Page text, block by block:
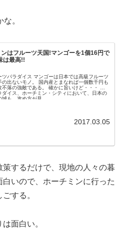
。
はフルーツ天国!マンゴーを1個16円で
は最高!!
ツパラダイス マンゴーは日本では高級フルーツ
の出ないモノ。 国内産とまなれば一個数千円も
不落の強敵である。 確かに旨いけど・・・ フ
ダイス、ホーチミン・シティにおいて、日本の
も、攻め方が見...
2017.03.05
するだけで、現地の人々の暮
いので、ホーチミンに行った
する。
面白い。